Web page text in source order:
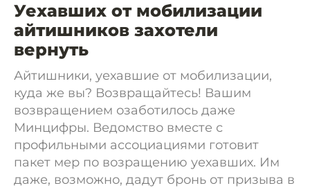
Уехавших от мобилизации
айтишников захотели
вернуть
Айтишники, уехавшие от мобилизации,
куда же вы? Возвращайтесь! Вашим
возвращением озаботилось даже
Минцифры. Ведомство вместе с
профильными ассоциациями готовит
пакет мер по возращению уехавших. Им
даже, возможно, дадут бронь от призыва в